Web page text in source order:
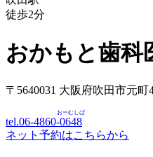
徒歩2分
おかもと歯科
〒5640031 大阪府吹田市元町
tel.06-4860-0648
おーむしば
ネット予約はこちらから